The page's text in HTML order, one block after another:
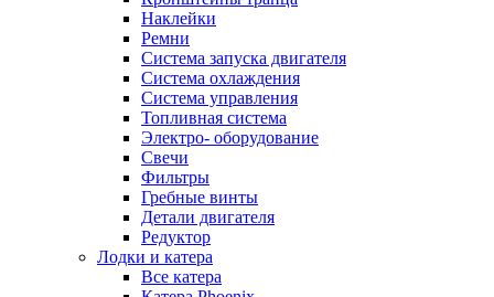
Наклейки
Ремни
Система запуска двигателя
Система охлаждения
Система управления
Топливная система
Электро- оборудование
Свечи
Фильтры
Гребные винты
Детали двигателя
Редуктор
Лодки и катера
Все катера